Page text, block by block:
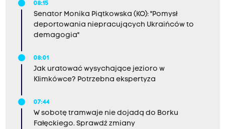
08:15
Senator Monika Piątkowska (KO): "Pomysł
deportowania niepracujących Ukraińców to
demagogia"
08:01
Jak uratować wysychające jezioro w
Klimkówce? Potrzebna ekspertyza
07:44
W sobotę tramwaje nie dojadą do Borku
Fałęckiego. Sprawdź zmiany